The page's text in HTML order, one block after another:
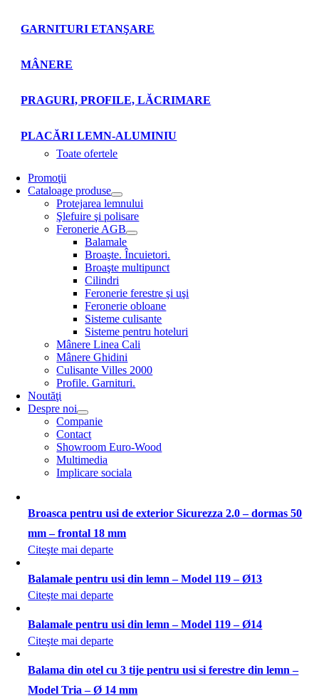
GARNITURI ETANŞARE
MÂNERE
PRAGURI, PROFILE, LĂCRIMARE
PLACĂRI LEMN-ALUMINIU
Toate ofertele
Promoţii
Cataloage produse
Protejarea lemnului
Şlefuire şi polisare
Feronerie AGB
Balamale
Broaşte. Încuietori.
Broaşte multipunct
Cilindri
Feronerie ferestre şi uşi
Feronerie obloane
Sisteme culisante
Sisteme pentru hoteluri
Mânere Linea Cali
Mânere Ghidini
Culisante Villes 2000
Profile. Garnituri.
Noutăţi
Despre noi
Companie
Contact
Showroom Euro-Wood
Multimedia
Implicare sociala
Broasca pentru usi de exterior Sicurezza 2.0 – dormas 50
mm – frontal 18 mm
Citeşte mai departe
Balamale pentru usi din lemn – Model 119 – Ø13
Citeşte mai departe
Balamale pentru usi din lemn – Model 119 – Ø14
Citeşte mai departe
Balama din otel cu 3 tije pentru usi si ferestre din lemn –
Model Tria – Ø 14 mm